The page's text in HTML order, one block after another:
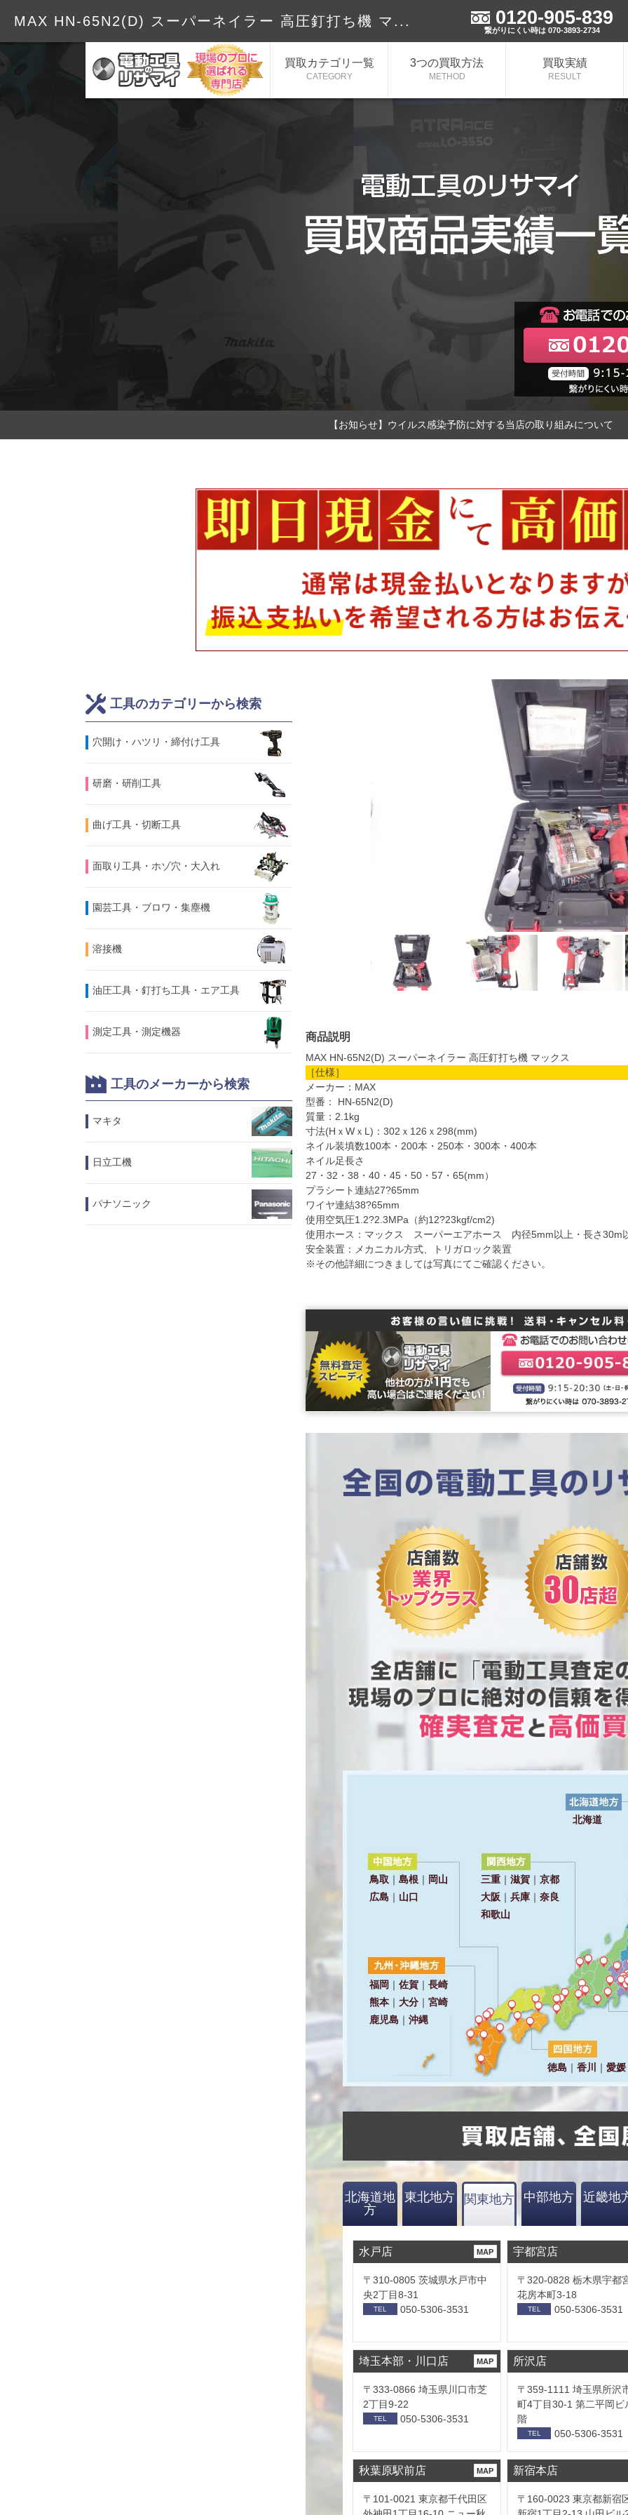
MAX HN-65N2(D) スーパーネイラー 高圧釘打ち機 マ... 0120-905-839
繋がりにくい時は 070-3893-2734
買取カテゴリ一覧
CATEGORY
3つの買取方法
METHOD
買取実績
RESULT
【お知らせ】ウイルス感染予防に対する当店の取り組みについて
工具のカテゴリーから検索
⽳開け・ハツリ・締付け工具
研磨・研削工具
曲げ工具・切断工具
面取り工具・ホゾ穴・大入れ
園芸工具・ブロワ・集塵機
溶接機
油圧工具・釘打ち工具・エア工具
測定工具・測定機器
工具のメーカーから検索
マキタ
日立工機
パナソニック
商品説明
MAX HN-65N2(D) スーパーネイラー 高圧釘打ち機 マックス
［仕様］
メーカー：MAX
型番： HN-65N2(D)
質量：2.1kg
寸法(HｘWｘL)：302ｘ126ｘ298(mm)
ネイル装填数100本・200本・250本・300本・400本
ネイル足長さ
27・32・38・40・45・50・57・65(mm）
プラシート連結27?65mm
ワイヤ連結38?65mm
使用空気圧1.2?2.3MPa（約12?23kgf/cm2)
使用ホース：マックス スーパーエアホース 内径5mm以上・長さ30m
安全装置：メカニカル方式、トリガロック装置
※その他詳細につきましては写真にてご確認ください。
北海道地
方
東北地方 関東地方 中部地方 近畿地
水戸店 MAP
〒310-0805 茨城県水戸市中
央2丁目8-31
TEL 050-5306-3531
宇都宮店
〒320-0828 栃木県宇都
花房本町3-18
TEL 050-5306-3531
埼玉本部・川口店 MAP
〒333-0866 埼玉県川口市芝
2丁目9-22
TEL 050-5306-3531
所沢店
〒359-1111 埼玉県所沢
町4丁目30-1 第二平岡ビ
階
TEL 050-5306-3531
秋葉原駅前店 MAP
〒101-0021 東京都千代田区
新宿本店
〒160-0023 東京都新宿